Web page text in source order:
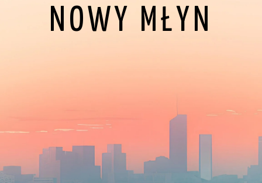
NOWY MŁYN